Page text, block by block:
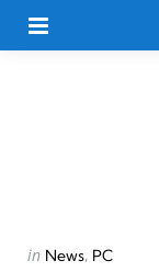
Categories
Posted
in News PC